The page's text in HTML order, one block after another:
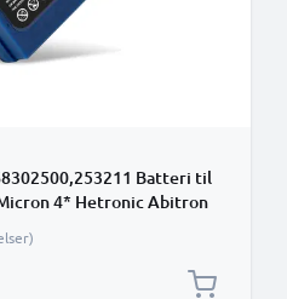
Batteri til
4* Hetronic Abitron
af batteri